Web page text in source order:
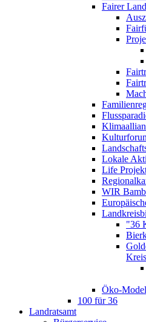
Fairer
Lokale
Life
WIR
"36
Öko-
100 für 36
Landratsamt